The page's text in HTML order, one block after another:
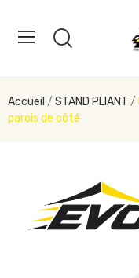
Accueil STAND PLIANT
parois de côté